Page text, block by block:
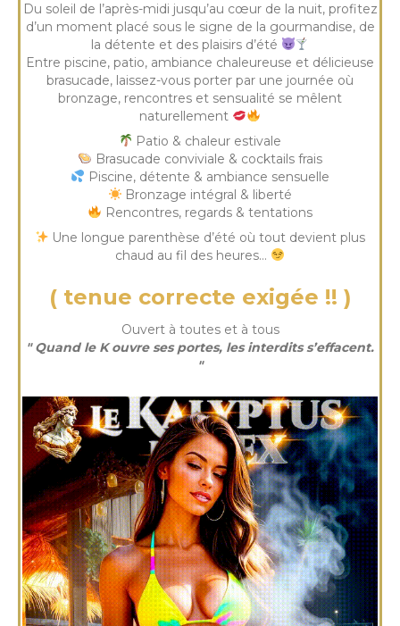
Du soleil de l’après-midi jusqu’au cœur de la nuit, profitez
d’un moment placé sous le signe de la gourmandise, de
la détente et des plaisirs d’été
Entre piscine, patio, ambiance chaleureuse et délicieuse
brasucade, laissez-vous porter par une journée où
bronzage, rencontres et sensualité se mêlent
naturellement
Patio & chaleur estivale
Brasucade conviviale & cocktails frais
Piscine, détente & ambiance sensuelle
Bronzage intégral & liberté
Rencontres, regards & tentations
Une longue parenthèse d’été où tout devient plus
chaud au fil des heures…
( tenue correcte exigée !! )
Ouvert à toutes et à tous
" Quand le K ouvre ses portes, les interdits s’effacent.
"